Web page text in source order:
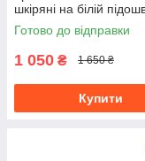
шкіряні на білій
Готово до відправки
1 050 ₴ 1 650 ₴
Купити